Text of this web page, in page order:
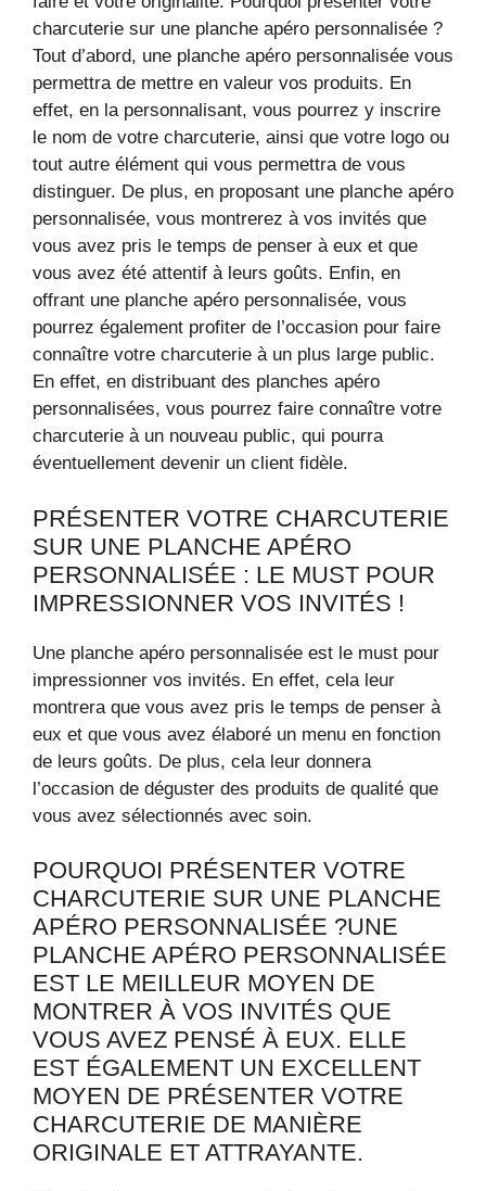
charcuterie sur une planche apéro personnalisée ?
Tout d’abord, une planche apéro personnalisée vous
permettra de mettre en valeur vos produits. En
effet, en la personnalisant, vous pourrez y inscrire
le nom de votre charcuterie, ainsi que votre logo ou
tout autre élément qui vous permettra de vous
distinguer. De plus, en proposant une planche apéro
personnalisée, vous montrerez à vos invités que
vous avez pris le temps de penser à eux et que
vous avez été attentif à leurs goûts. Enfin, en
offrant une planche apéro personnalisée, vous
pourrez également profiter de l’occasion pour faire
connaître votre charcuterie à un plus large public.
En effet, en distribuant des planches apéro
personnalisées, vous pourrez faire connaître votre
charcuterie à un nouveau public, qui pourra
éventuellement devenir un client fidèle.
PRÉSENTER VOTRE CHARCUTERIE
SUR UNE PLANCHE APÉRO
PERSONNALISÉE : LE MUST POUR
IMPRESSIONNER VOS INVITÉS !
Une planche apéro personnalisée est le must pour
impressionner vos invités. En effet, cela leur
montrera que vous avez pris le temps de penser à
eux et que vous avez élaboré un menu en fonction
de leurs goûts. De plus, cela leur donnera
l’occasion de déguster des produits de qualité que
vous avez sélectionnés avec soin.
POURQUOI PRÉSENTER VOTRE
CHARCUTERIE SUR UNE PLANCHE
APÉRO PERSONNALISÉE ?UNE
PLANCHE APÉRO PERSONNALISÉE
EST LE MEILLEUR MOYEN DE
MONTRER À VOS INVITÉS QUE
VOUS AVEZ PENSÉ À EUX. ELLE
EST ÉGALEMENT UN EXCELLENT
MOYEN DE PRÉSENTER VOTRE
CHARCUTERIE DE MANIÈRE
ORIGINALE ET ATTRAYANTE.